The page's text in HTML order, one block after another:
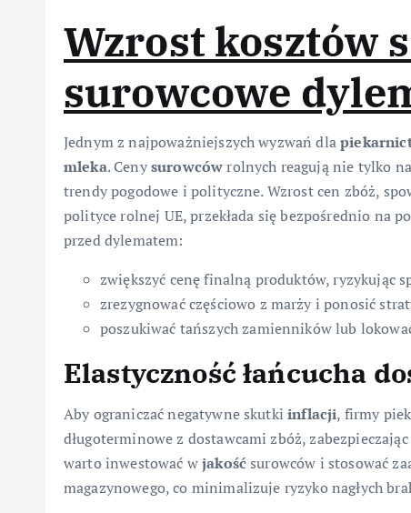
Wzrost kosztów
surowcowe
Jednym z najpoważniejszych wyzwań dla
mleka. Cenysurowcówrolnych reagują nie tylko
trendy pogodowe i polityczne. Wzrost cen zbóż,
polityce rolnej UE, przekłada się bezpośrednio na
przed dylematem:
zwiększyć cenę finalną produktów, ryzykując
zrezygnować częściowo z marży i ponosić
poszukiwać tańszych zamienników lub
Elastyczność łańcucha
Aby ograniczać negatywne skutkiinflacji, firmy
długoterminowe z dostawcami zbóż,
warto inwestować wjakość surowców i stosować
magazynowego, co minimalizuje ryzyko nagłych